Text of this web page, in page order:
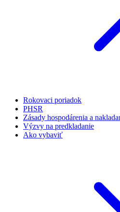
Rokovaci poriadok
PHSR
Zásady hospodárenia a
Výzvy na predkladanie
Ako vybaviť